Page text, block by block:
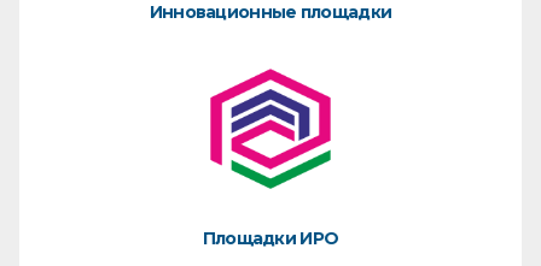
Инновационные площадки
Площадки ИРО